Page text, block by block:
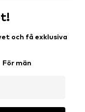
och få exklusiva
För män